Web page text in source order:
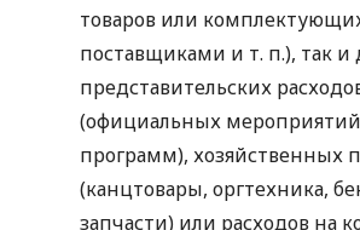
товаров или
поставщиками и т. п.), так и
представительских
(официальных
программ), хозяйственных
(канцтовары, оргтехника,
запчасти) или расходов на